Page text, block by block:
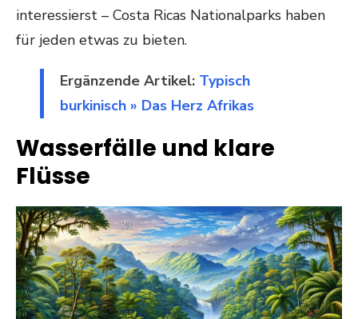
interessierst – Costa Ricas Nationalparks haben
für jeden etwas zu bieten.
Ergänzende Artikel: Typisch
burkinisch » Das Herz Afrikas
Wasserfälle und klare
Flüsse